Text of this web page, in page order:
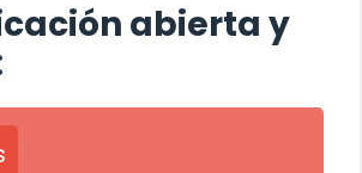
abierta y